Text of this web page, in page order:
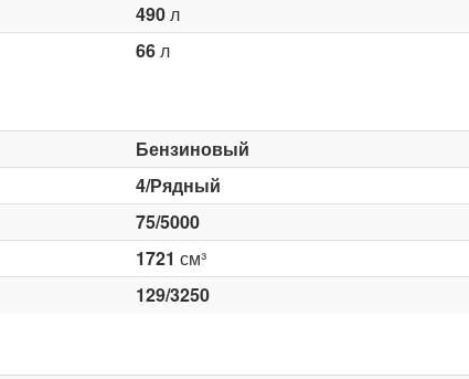
490л
66л
Бензиновый
4/Рядный
75/5000
1721 см³
129/3250